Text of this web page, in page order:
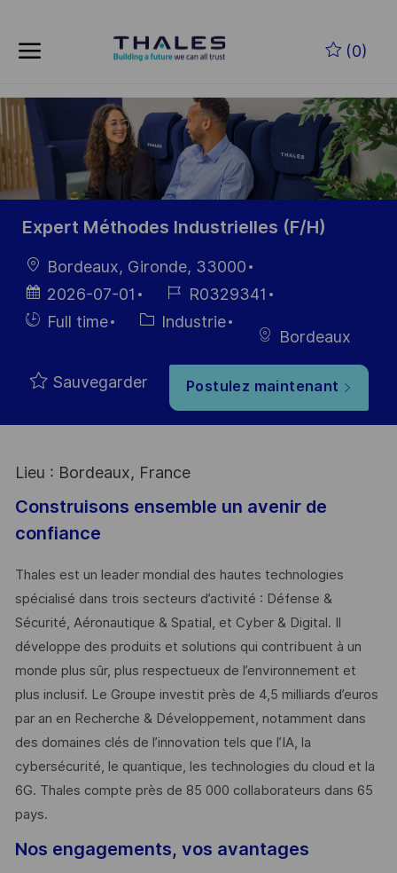
(0)
-
Expert Méthodes Industrielles (F/H)
localisation
Bordeaux, Gironde, 33000
Date
d’affichage
2026-07-01
Référence
du poste
R0329341
HiringFull time Catégorie
Industrie
Bordeaux
Sauvegarder Postulez maintenant
Lieu : Bordeaux, France
Construisons ensemble un avenir de
confiance
Thales est un leader mondial des hautes technologies
spécialisé dans trois secteurs d’activité : Défense &
Sécurité, Aéronautique & Spatial, et Cyber & Digital. Il
développe des produits et solutions qui contribuent à un
monde plus sûr, plus respectueux de l’environnement et
plus inclusif. Le Groupe investit près de 4,5 milliards d’euros
par an en Recherche & Développement, notamment dans
des domaines clés de l’innovation tels que l’IA, la
cybersécurité, le quantique, les technologies du cloud et la
6G. Thales compte près de 85 000 collaborateurs dans 65
pays. ​
Nos engagements, vos avantages